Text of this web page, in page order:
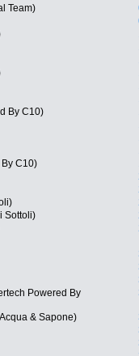
Team)
By C10)
C10)
Sottoli)
Powered By
& Sapone)